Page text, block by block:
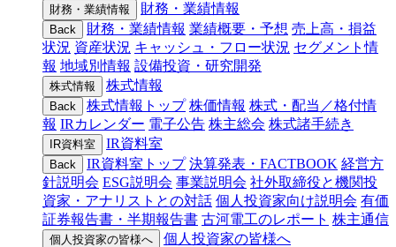
財務・業績情報 財務・業績情報
Back 財務・業績情報 業績概要・予想 売上高・損益
状況 資産状況 キャッシュ・フロー状況 セグメント情
報 地域別情報 設備投資・研究開発
株式情報 株式情報
Back 株式情報トップ 株価情報 株式・配当／格付情
報 IRカレンダー 電子公告 株主総会 株式諸手続き
IR資料室 IR資料室
Back IR資料室トップ 決算発表・FACTBOOK 経営方
針説明会 ESG説明会 事業説明会 社外取締役と機関投
資家・アナリストとの対話 個人投資家向け説明会 有価
証券報告書・半期報告書 古河電工のレポート 株主通信
個人投資家の皆様へ 個人投資家の皆様へ